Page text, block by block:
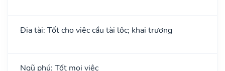
Địa tài: Tốt cho việc cầu tài lộc; khai trương
Ngũ phú: Tốt mọi việc